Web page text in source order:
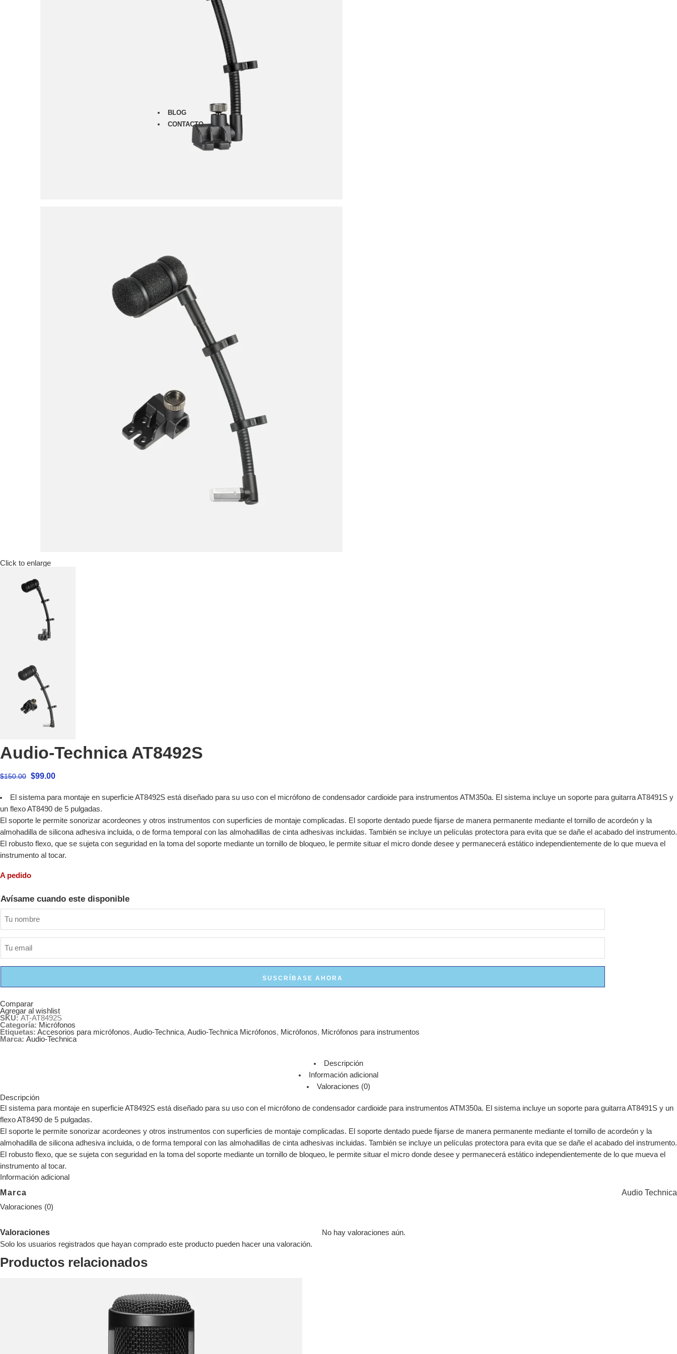
Monitores
Audífonos
Micrófonos
Amplificadores
Classic Series
Power Sequencing
Prestige Series
BLOG
CONTACTO
Click to enlarge
Audio-Technica AT8492S
$150.00 $99.00
El sistema para montaje en superficie AT8492S está diseñado para su uso con el micrófono de condensador cardioide para instrumentos ATM350a. El sistema incluye un soporte para guitarra AT8491S y
un flexo AT8490 de 5 pulgadas.
El soporte le permite sonorizar acordeones y otros instrumentos con superficies de montaje complicadas. El soporte dentado puede fijarse de manera permanente mediante el tornillo de acordeón y la
almohadilla de silicona adhesiva incluida, o de forma temporal con las almohadillas de cinta adhesivas incluidas. También se incluye un películas protectora para evita que se dañe el acabado del instrumento.
El robusto flexo, que se sujeta con seguridad en la toma del soporte mediante un tornillo de bloqueo, le permite situar el micro donde desee y permanecerá estático independientemente de lo que mueva el
instrumento al tocar.
A pedido
Avísame cuando este disponible
SUSCRÍBASE AHORA
Comparar
Agregar al wishlist
SKU: AT-AT8492S
Categoría: Micrófonos
Etiquetas: Accesorios para micrófonos, Audio-Technica, Audio-Technica Micrófonos, Micrófonos, Micrófonos para instrumentos
Marca: Audio-Technica
Descripción
Información adicional
Valoraciones (0)
Descripción
El sistema para montaje en superficie AT8492S está diseñado para su uso con el micrófono de condensador cardioide para instrumentos ATM350a. El sistema incluye un soporte para guitarra AT8491S y un
flexo AT8490 de 5 pulgadas.
El soporte le permite sonorizar acordeones y otros instrumentos con superficies de montaje complicadas. El soporte dentado puede fijarse de manera permanente mediante el tornillo de acordeón y la
almohadilla de silicona adhesiva incluida, o de forma temporal con las almohadillas de cinta adhesivas incluidas. También se incluye un películas protectora para evita que se dañe el acabado del instrumento.
El robusto flexo, que se sujeta con seguridad en la toma del soporte mediante un tornillo de bloqueo, le permite situar el micro donde desee y permanecerá estático independientemente de lo que mueva el
instrumento al tocar.
Información adicional
Marca Audio Technica
Valoraciones (0)
Valoraciones
No hay valoraciones aún.
Solo los usuarios registrados que hayan comprado este producto pueden hacer una valoración.
Productos relacionados